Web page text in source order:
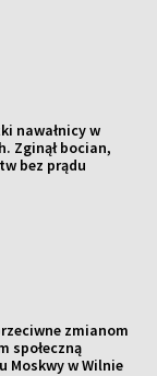
nawałnicy w
Zginął bocian,
bez prądu
zmianom
społeczną
Moskwy w Wilnie